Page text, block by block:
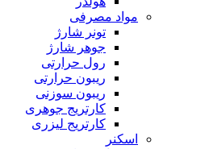
مواد مصرفی
تونر شارژ
جوهر شارژ
رول حرارتی
ریبون حرارتی
ریبون سوزنی
کارتریج جوهری
کارتریج لیزری
اسکنر